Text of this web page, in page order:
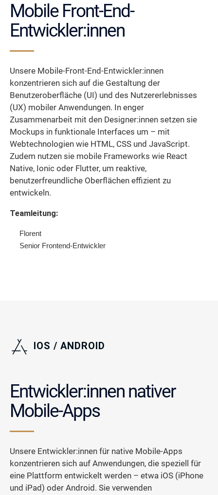
Mobile Front-End-
Entwickler:innen
Unsere Mobile-Front-End-Entwickler:innen
konzentrieren sich auf die Gestaltung der
Benutzeroberfläche (UI) und des Nutzererlebnisses
(UX) mobiler Anwendungen. In enger
Zusammenarbeit mit den Designer:innen setzen sie
Mockups in funktionale Interfaces um – mit
Webtechnologien wie HTML, CSS und JavaScript.
Zudem nutzen sie mobile Frameworks wie React
Native, Ionic oder Flutter, um reaktive,
benutzerfreundliche Oberflächen effizient zu
entwickeln.
Teamleitung:
Florent
Senior Frontend-Entwickler
IOS / ANDROID
Entwickler:innen nativer
Mobile-Apps
Unsere Entwickler:innen für native Mobile-Apps
konzentrieren sich auf Anwendungen, die speziell für
eine Plattform entwickelt werden – etwa iOS (iPhone
und iPad) oder Android. Sie verwenden